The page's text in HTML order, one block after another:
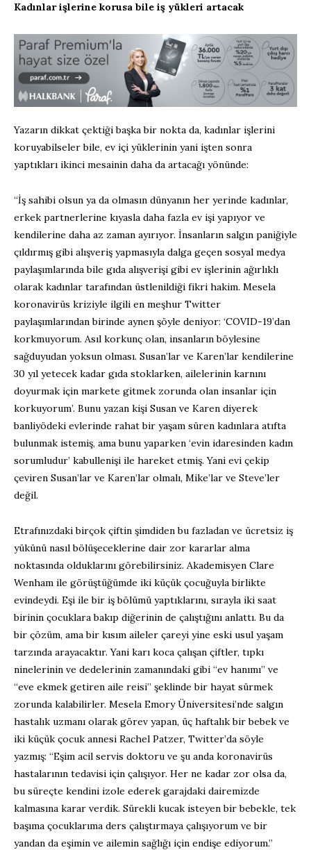
Kadınlar işlerine korusa bile iş yükleri artacak
Yazarın dikkat çektiği başka bir nokta da, kadınlar işlerini
koruyabilseler bile, ev içi yüklerinin yani işten sonra
yaptıkları ikinci mesainin daha da artacağı yönünde:
“İş sahibi olsun ya da olmasın dünyanın her yerinde kadınlar,
erkek partnerlerine kıyasla daha fazla ev işi yapıyor ve
kendilerine daha az zaman ayırıyor. İnsanların salgın paniğiyle
çıldırmış gibi alışveriş yapmasıyla dalga geçen sosyal medya
paylaşımlarında bile gıda alışverişi gibi ev işlerinin ağırlıklı
olarak kadınlar tarafından üstlenildiği fikri hakim. Mesela
koronavirüs kriziyle ilgili en meşhur Twitter
paylaşımlarından birinde aynen şöyle deniyor: ‘COVID-19’dan
korkmuyorum. Asıl korkunç olan, insanların böylesine
sağduyudan yoksun olması. Susan’lar ve Karen’lar kendilerine
30 yıl yetecek kadar gıda stoklarken, ailelerinin karnını
doyurmak için markete gitmek zorunda olan insanlar için
korkuyorum’. Bunu yazan kişi Susan ve Karen diyerek
banliyödeki evlerinde rahat bir yaşam süren kadınlara atıfta
bulunmak istemiş, ama bunu yaparken ‘evin idaresinden kadın
sorumludur’ kabullenişi ile hareket etmiş. Yani evi çekip
çeviren Susan’lar ve Karen’lar olmalı, Mike’lar ve Steve’ler
değil.
Etrafınızdaki birçok çiftin şimdiden bu fazladan ve ücretsiz iş
yükünü nasıl bölüşeceklerine dair zor kararlar alma
noktasında olduklarını görebilirsiniz. Akademisyen Clare
Wenham ile görüştüğümde iki küçük çocuğuyla birlikte
evindeydi. Eşi ile bir iş bölümü yaptıklarını, sırayla iki saat
birinin çocuklara bakıp diğerinin de çalıştığını anlattı. Bu da
bir çözüm, ama bir kısım aileler çareyi yine eski usul yaşam
tarzında arayacaktır. Yani karı koca çalışan çiftler, tıpkı
ninelerinin ve dedelerinin zamanındaki gibi “ev hanımı” ve
“eve ekmek getiren aile reisi” şeklinde bir hayat sürmek
zorunda kalabilirler. Mesela Emory Üniversitesi’nde salgın
hastalık uzmanı olarak görev yapan, üç haftalık bir bebek ve
iki küçük çocuk annesi Rachel Patzer, Twitter’da söyle
yazmış: “Eşim acil servis doktoru ve şu anda koronavirüs
hastalarının tedavisi için çalışıyor. Her ne kadar zor olsa da,
bu süreçte kendini izole ederek garajdaki dairemizde
kalmasına karar verdik. Sürekli kucak isteyen bir bebekle, tek
başıma çocuklarıma ders çalıştırmaya çalışıyorum ve bir
yandan da eşimin ve ailemin sağlığı için endişe ediyorum.”